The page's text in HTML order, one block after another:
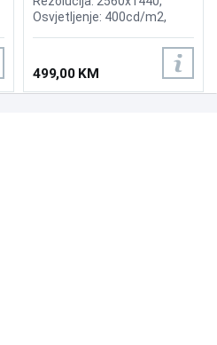
Osvjetljenje: 400cd/m2,
SYNC, Priključci: HDMI 2x 2.0,
DisplayPort 1.4,
499,00 KM